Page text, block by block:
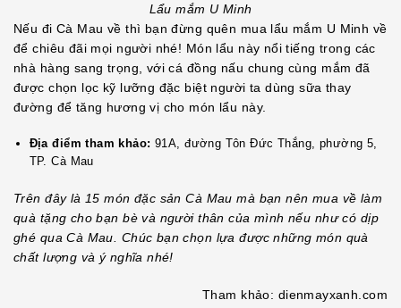
Lẩu mắm U Minh
Nếu đi Cà Mau về thì bạn đừng quên mua lẩu mắm U Minh về
để chiêu đãi mọi người nhé! Món lẩu này nổi tiếng trong các
nhà hàng sang trọng, với cá đồng nấu chung cùng mắm đã
được chọn lọc kỹ lưỡng đặc biệt người ta dùng sữa thay
đường để tăng hương vị cho món lẩu này.
Địa điểm tham khảo: 91A, đường Tôn Đức Thắng, phường 5,
TP. Cà Mau
Trên đây là 15 món đặc sản Cà Mau mà bạn nên mua về làm
quà tặng cho bạn bè và người thân của mình nếu như có dịp
ghé qua Cà Mau. Chúc bạn chọn lựa được những món quà
chất lượng và ý nghĩa nhé!
Tham khảo: dienmayxanh.com